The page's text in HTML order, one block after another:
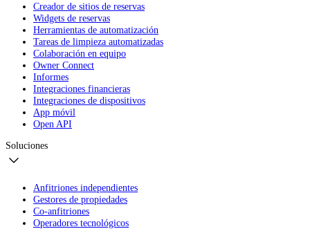
Creador de sitios de reservas
Widgets de reservas
Herramientas de automatización
Tareas de limpieza automatizadas
Colaboración en equipo
Owner Connect
Informes
Integraciones financieras
Integraciones de dispositivos
App móvil
Open API
Soluciones
Anfitriones independientes
Gestores de propiedades
Co-anfitriones
Operadores tecnológicos